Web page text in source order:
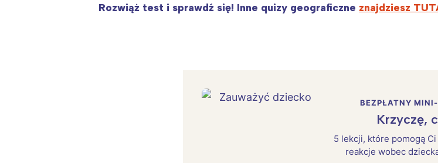
Rozwiąż test i sprawdź się! Inne quizy geograficzne znajdziesz
BEZPŁATNY
Krzyczę,
5 lekcji, które pomogą
reakcje wobec